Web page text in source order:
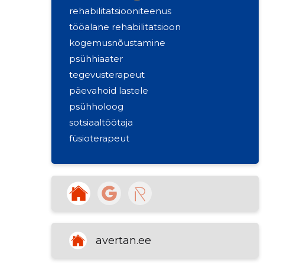
rehabilitatsiooniteenus
tööalane rehabilitatsioon
kogemusnõustamine
psühhiaater
tegevusterapeut
päevahoid lastele
psühholoog
sotsiaaltöötaja
füsioterapeut
arst
õde
vaimse tervise õde
majutuseta sotsiaalhoolekanne
avertan.ee